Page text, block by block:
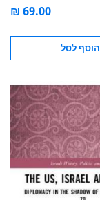
הוסף לסל